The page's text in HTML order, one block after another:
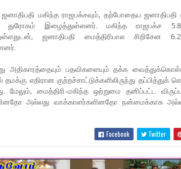
மகிந்த ராஜபக்சவும், தற்போதைய ஜனாதிபதி
துரோகம் இழைத்துள்ளனர். மகிந்த ராஜபக்ச
ஜனாதிபதி மைத்திரிபால சிறிசேன
அதிகாரத்தையும் பதவிகளையும் தக்க
தமக்கு எதிரான குற்றச்சாட்டுக்களிலிருந்து
மைத்திரி-மகிந்த ஒற்றுமை தனிப்பட்ட
அல்லது வாக்காளர்களினதோ நன்மைக்காக
Facebook Twitter